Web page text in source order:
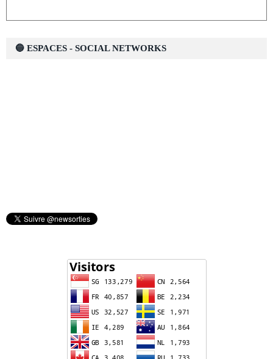
🔵 ESPACES - SOCIAL NETWORKS